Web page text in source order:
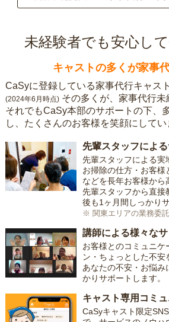
未経験者でも安心し
キャストの多くが家事
CaSyに登録している家事代行キャス
(2024年6月時点) その多くが、家事代行未
それでもCaSy本部のサポートの下、
し、たくさんのお客様を笑顔にしてい
先輩スタッフによ
先輩スタッフによる実
お掃除の仕方・お客様
などを長年お客様から
先輩スタッフから直接
後も1ヶ月間しっかりサ
※ 関東エリアの業務委
講師による様々な
お客様とのコミュニケ
ン・ちょっとした不
あなたの不安・お悩み
かりサポートします。
キャスト専用コミ
CaSyキャスト限定